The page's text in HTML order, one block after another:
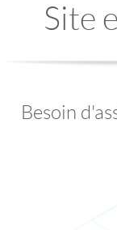
Site
Besoin